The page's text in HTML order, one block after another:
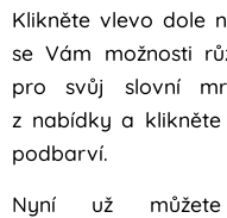
Klikněte vlevo dole
se Vám možnosti
pro svůj slovní
z nabídky a
podbarví.
Nyní už